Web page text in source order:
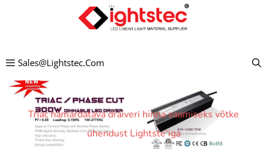
Sales@lightstec.com
Triac hämardatava draiveri hinna saamiseks võtke
ühendust Lightste'iga